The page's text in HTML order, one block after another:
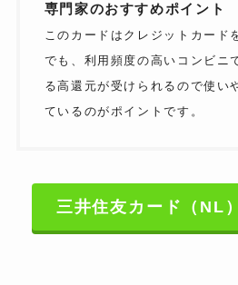
専門家のおすすめポイント
このカードはクレジットカード
でも、利用頻度の高いコンビニ
る高還元が受けられるので使い
ているのがポイントです。
三井住友カード（NL